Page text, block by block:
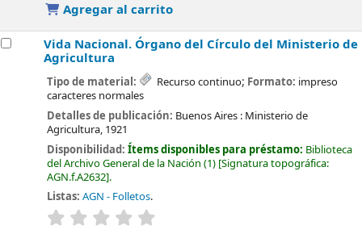
Agregar al carrito
Vida Nacional. Órgano del Círculo del Ministerio de
Agricultura
Tipo de material: Recurso continuo; Formato: impreso
caracteres normales
Detalles de publicación: Buenos Aires : Ministerio de
Agricultura, 1921
Disponibilidad:Ítems disponibles para préstamo: Biblioteca
del Archivo General de la Nación (1) Signatura topográfica:
AGN.f.A2632 .
Listas: AGN - Folletos.
valoración